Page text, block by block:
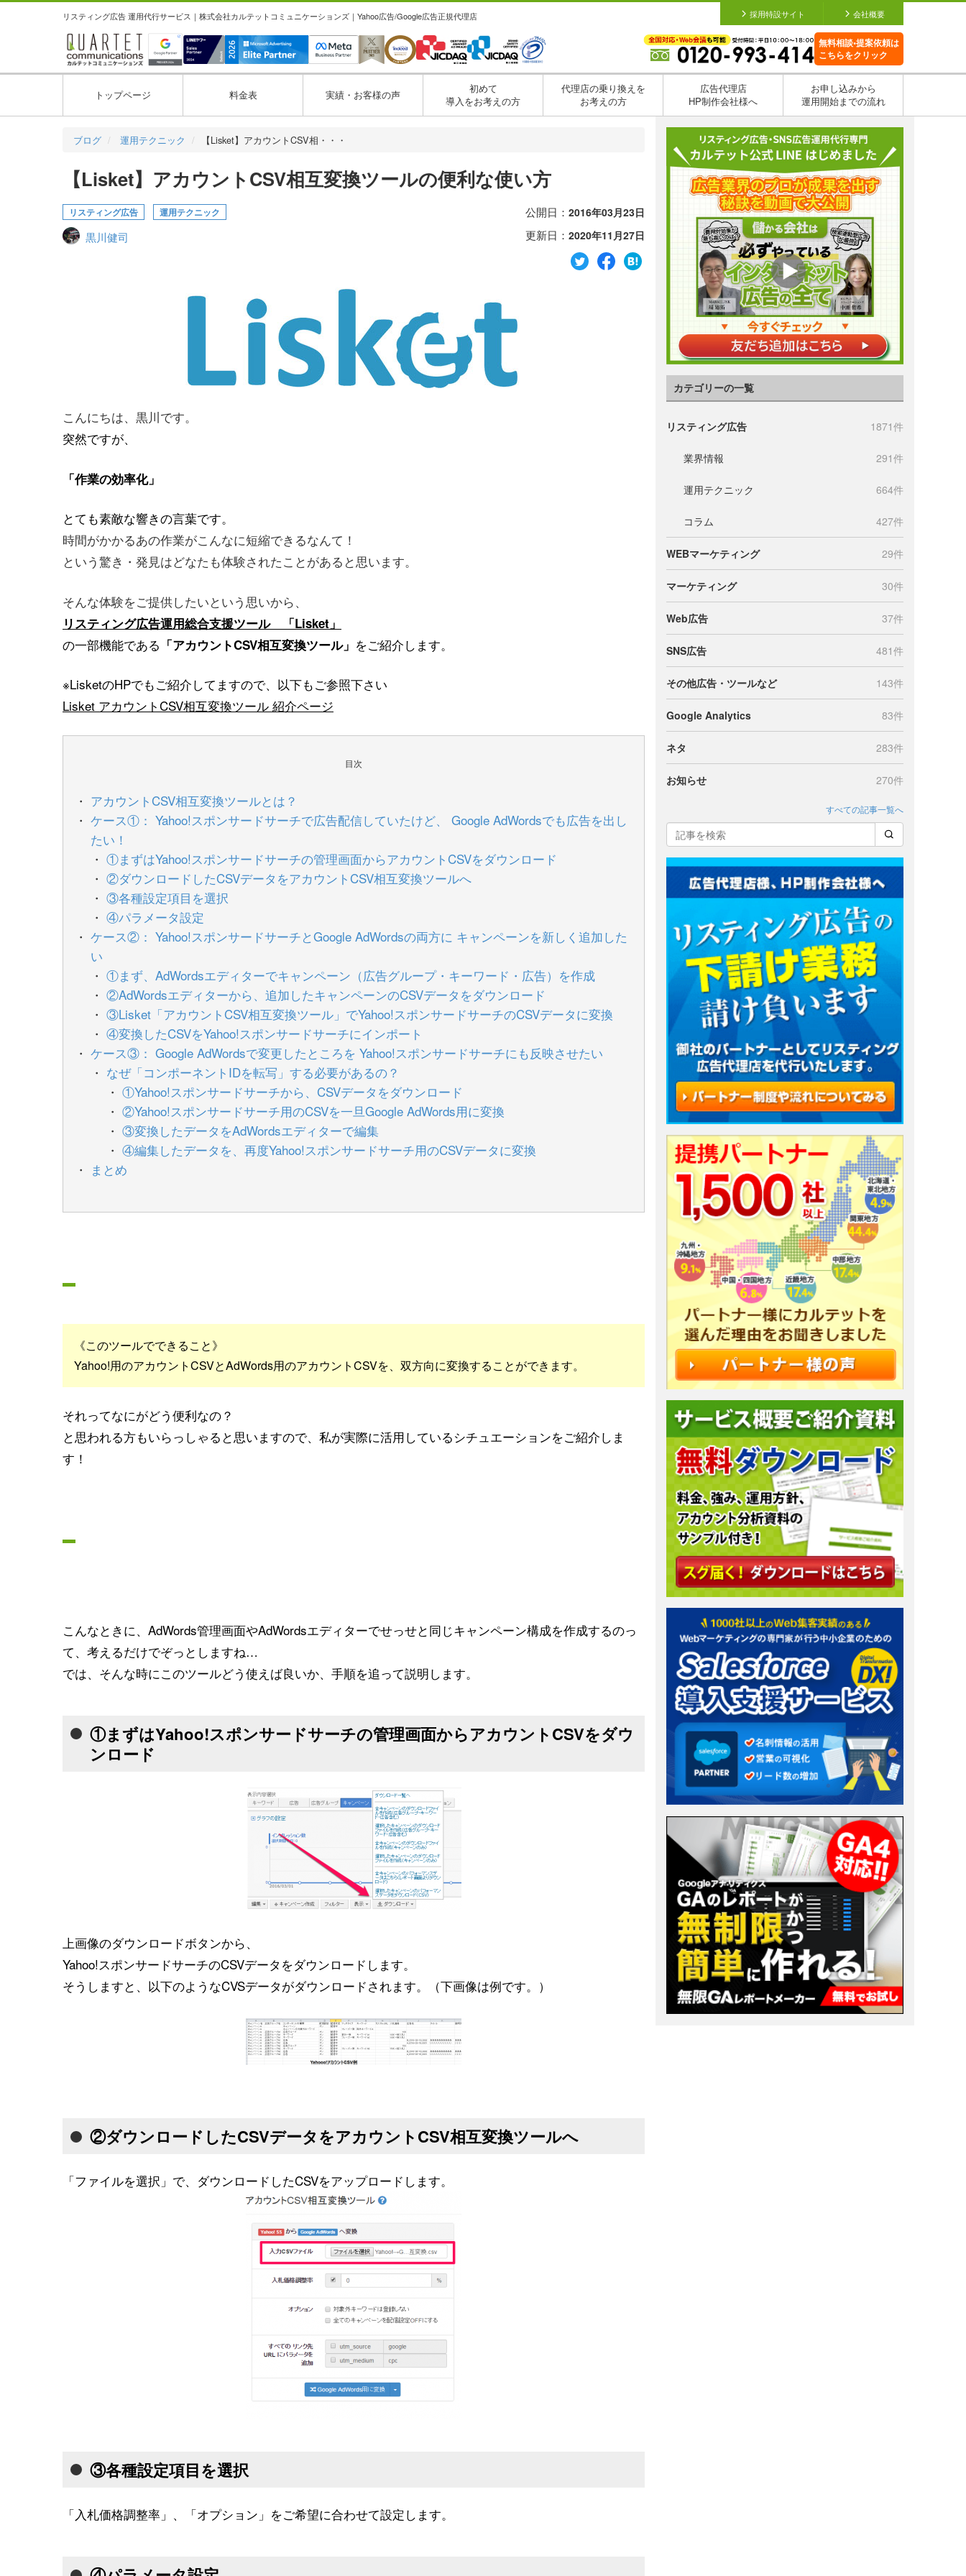
リスティング広告 運用代行サービス｜株式会社カルテットコミュニケーションズ｜Yahoo広告/Google広告正規代理店 採用特設サイト 会社概要
無料相談•提案依頼は
こちらをクリック
トップページ 料金表 実績・お客様の声
初めて
導入をお考えの方
代理店の乗り換えを
お考えの方
広告代理店
HP制作会社様へ
お申し込みから
運用開始までの流れ
ブログ 運用テクニック 【Lisket】アカウントCSV相・・・
【Lisket】アカウントCSV相互変換ツールの便利な使い方
リスティング広告 運用テクニック
黒川健司
公開日： 2016年03月23日
更新日： 2020年11月27日
こんにちは、黒川です。
突然ですが、
「作業の効率化」
とても素敵な響きの言葉です。
時間がかかるあの作業がこんなに短縮できるなんて！
という驚き・発見はどなたも体験されたことがあると思います。
そんな体験をご提供したいという思いから、
リスティング広告運用総合支援ツール 「Lisket」
の一部機能である 「アカウントCSV相互変換ツール」 をご紹介します。
※LisketのHPでもご紹介してますので、以下もご参照下さい
Lisket アカウントCSV相互変換ツール 紹介ページ
目次
アカウントCSV相互変換ツールとは？
ケース①： Yahoo!スポンサードサーチで広告配信していたけど、 Google AdWordsでも広告を出し
たい！
①まずはYahoo!スポンサードサーチの管理画面からアカウントCSVをダウンロード
②ダウンロードしたCSVデータをアカウントCSV相互変換ツールへ
③各種設定項目を選択
④パラメータ設定
ケース②： Yahoo!スポンサードサーチとGoogle AdWordsの両方に キャンペーンを新しく追加した
い
①まず、AdWordsエディターでキャンペーン（広告グループ・キーワード・広告）を作成
②AdWordsエディターから、追加したキャンペーンのCSVデータをダウンロード
③Lisket「アカウントCSV相互変換ツール」でYahoo!スポンサードサーチのCSVデータに変換
④変換したCSVをYahoo!スポンサードサーチにインポート
ケース③： Google AdWordsで変更したところを Yahoo!スポンサードサーチにも反映させたい
なぜ「コンポーネントIDを転写」する必要があるの？
①Yahoo!スポンサードサーチから、CSVデータをダウンロード
②Yahoo!スポンサードサーチ用のCSVを一旦Google AdWords用に変換
③変換したデータをAdWordsエディターで編集
④編集したデータを、再度Yahoo!スポンサードサーチ用のCSVデータに変換
まとめ
《このツールでできること》
Yahoo!用のアカウントCSVとAdWords用のアカウントCSVを、双方向に変換することができます。
それってなにがどう便利なの？
と思われる方もいらっしゃると思いますので、私が実際に活用しているシチュエーションをご紹介しま
す！
こんなときに、AdWords管理画面やAdWordsエディターでせっせと同じキャンペーン構成を作成するのっ
て、考えるだけでぞっとしますね…
では、そんな時にこのツールどう使えば良いか、手順を追って説明します。
①まずはYahoo!スポンサードサーチの管理画面からアカウントCSVをダウ
ンロード
上画像のダウンロードボタンから、
Yahoo!スポンサードサーチのCSVデータをダウンロードします。
そうしますと、以下のようなCVSデータがダウンロードされます。（下画像は例です。）
②ダウンロードしたCSVデータをアカウントCSV相互変換ツールへ
「ファイルを選択」で、ダウンロードしたCSVをアップロードします。
③各種設定項目を選択
「入札価格調整率」、「オプション」をご希望に合わせて設定します。
カテゴリーの一覧
リスティング広告 1871件
業界情報 291件
運用テクニック 664件
コラム 427件
WEBマーケティング 29件
マーケティング 30件
Web広告 37件
SNS広告 481件
その他広告・ツールなど 143件
Google Analytics 83件
ネタ 283件
お知らせ 270件
すべての記事一覧へ